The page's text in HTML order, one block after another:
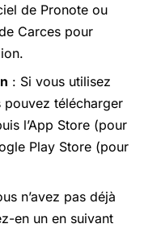
de Pronote ou
Carces pour
: Si vous utilisez
télécharger
l’App Store (pour
Play Store (pour
n’avez pas déjà
en un en suivant